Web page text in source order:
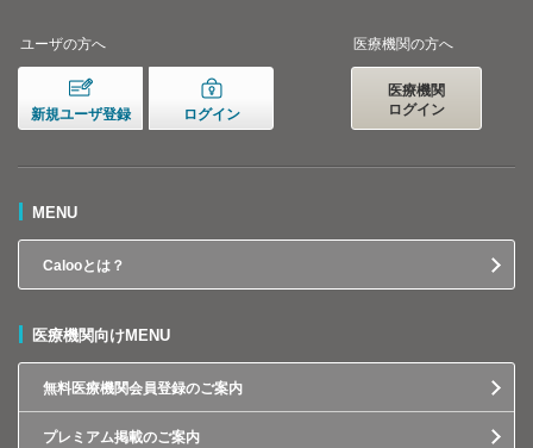
ユーザの方へ
新規ユーザ登録 ログイン
医療機関の方へ
医療機関
ログイン
MENU
Calooとは？
医療機関向けMENU
無料医療機関会員登録のご案内
プレミアム掲載のご案内